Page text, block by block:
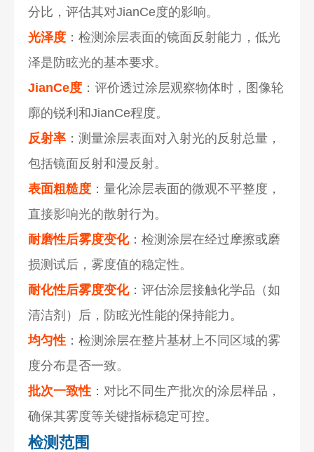
分比，评估其对JianCe度的影响。
光泽度 ：检测涂层表面的镜面反射能力，低光
泽是防眩光的基本要求。
JianCe度 ：评价透过涂层观察物体时，图像轮
廓的锐利和JianCe程度。
反射率 ：测量涂层表面对入射光的反射总量，
包括镜面反射和漫反射。
表面粗糙度 ：量化涂层表面的微观不平整度，
直接影响光的散射行为。
耐磨性后雾度变化：检测涂层在经过摩擦或磨
损测试后，雾度值的稳定性。
耐化性后雾度变化：评估涂层接触化学品（如
清洁剂）后，防眩光性能的保持能力。
均匀性 ：检测涂层在整片基材上不同区域的雾
度分布是否一致。
批次一致性 ：对比不同生产批次的涂层样品，
确保其雾度等关键指标稳定可控。
检测范围